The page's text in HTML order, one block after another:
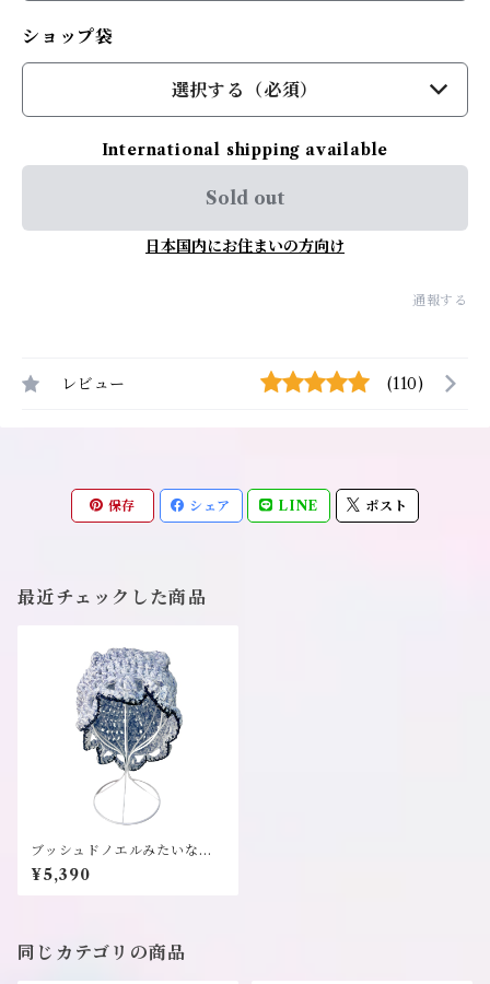
ショップ袋
選択する（必須）
International shipping available
Sold out
日本国内にお住まいの方向け
通報する
レビュー (110)
保存 シェア LINE ポスト
最近チェックした商品
ブッシュドノエルみたいな帽
子（水色）《i-mai-main》
¥5,390
同じカテゴリの商品